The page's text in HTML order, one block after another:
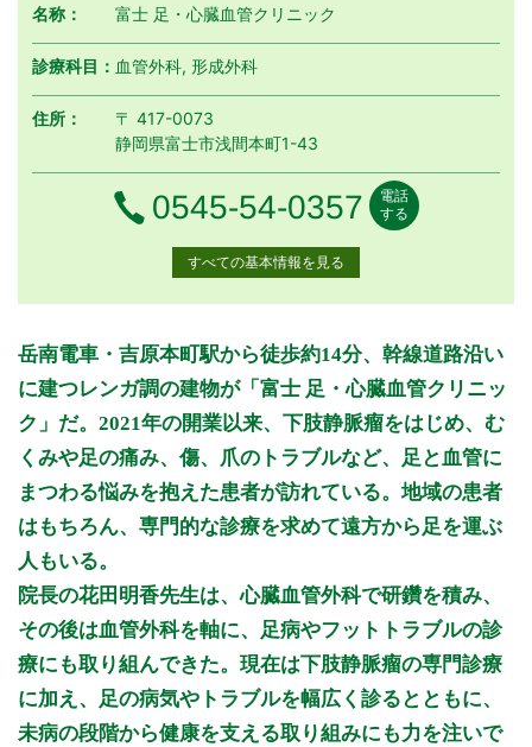
名称： 富士 足・心臓血管クリニック
診療科目： 血管外科, 形成外科
住所：
〒 417-0073
静岡県富士市浅間本町1-43
電話番号
0545-54-0357
電話
する
すべての基本情報を見る
診療時間 月 月曜日
火 火曜日
水 水曜日 木曜日 金曜日
土 土曜日
日日曜日
祝
9:00～12:00
● ● ● ● ●
●
14:00～17:00
● ● ● ● ●
14:00～17:00は手術
休診日: 日、祝、第1木曜、第2～第5土曜
備考: 第1・第3火曜は装具・靴・インソール外来併設（予約
制：午前・午後）
第1土曜は特殊外来
第2～第5木曜は手術
※診療時間や臨時休診・診療内容等について、事前に必ず医療
機関ホームページ、またはお電話にてご確認ください。
>>病院なびで医療機関の詳細を見る
岳南電車・吉原本町駅から徒歩約14分、幹線道路沿い
に建つレンガ調の建物が「富士 足・心臓血管クリニッ
ク」だ。2021年の開業以来、下肢静脈瘤をはじめ、む
くみや足の痛み、傷、爪のトラブルなど、足と血管に
まつわる悩みを抱えた患者が訪れている。地域の患者
はもちろん、専門的な診療を求めて遠方から足を運ぶ
人もいる。
院長の花田明香先生は、心臓血管外科で研鑽を積み、
その後は血管外科を軸に、足病やフットトラブルの診
療にも取り組んできた。現在は下肢静脈瘤の専門診療
に加え、足の病気やトラブルを幅広く診るとともに、
未病の段階から健康を支える取り組みにも力を注いで